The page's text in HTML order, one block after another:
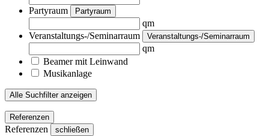
Partyraum Partyraum
qm
Veranstaltungs-/Seminarraum
Veranstaltungs-/Seminarraum
qm
Beamer mit Leinwand
Musikanlage
Alle Suchfilter anzeigen
Referenzen
Referenzen schließen